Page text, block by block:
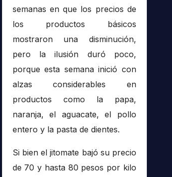
semanas en que los precios de
los productos básicos
mostraron una disminución,
pero la ilusión duró poco,
porque esta semana inició con
alzas considerables en
productos como la papa,
naranja, el aguacate, el pollo
entero y la pasta de dientes.
Si bien el jitomate bajó su precio
de 70 y hasta 80 pesos por kilo